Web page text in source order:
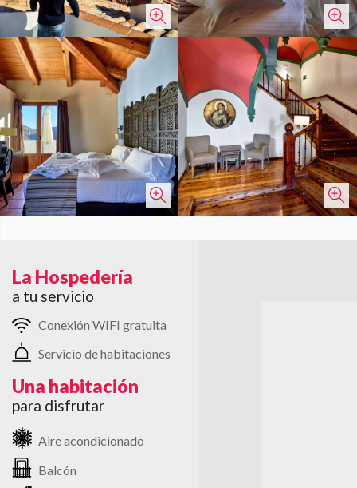
La Hospedería
a tu servicio
Conexión WIFI gratuita
Servicio de habitaciones
Una habitación
para disfrutar
Aire acondicionado
Balcón